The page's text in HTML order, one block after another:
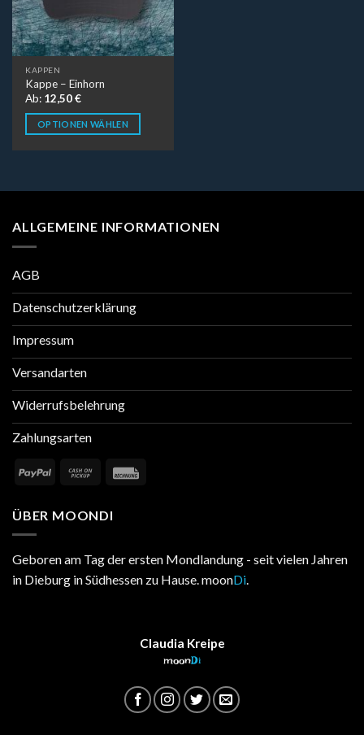
KAPPEN
Kappe – Einhorn
Ab: 12,50€
OPTIONEN WÄHLEN
ALLGEMEINE INFORMATIONEN
AGB
Datenschutzerklärung
Impressum
Versandarten
Widerrufsbelehrung
Zahlungsarten
ÜBER MOONDI
Geboren am Tag der ersten Mondlandung - seit vielen Jahren
in Dieburg in Südhessen zu Hause. moonDi.
Claudia Kreipe
moonDi